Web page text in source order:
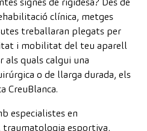
clínica, metges
treballaran plegats per
i mobilitat del teu aparell
als quals calgui una
o de llarga durada, els
CreuBlanca.
especialistes en
esportiva,